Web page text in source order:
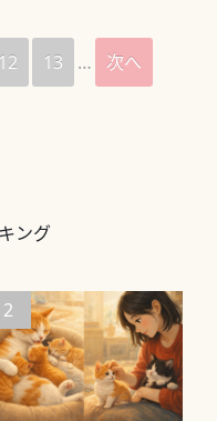
12 13 … 次へ
ング
2